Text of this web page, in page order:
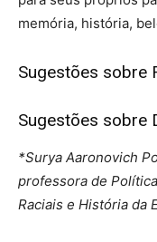
memória, história,
Sugestões sobre
Sugestões sobre
*Surya Aaronovich
professora de
Raciais e História da